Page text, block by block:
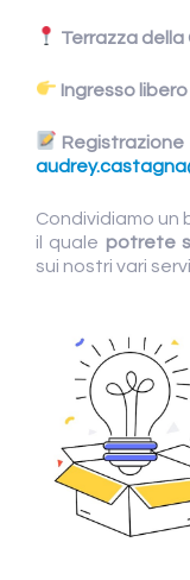
Terrazza
Ingresso libero
Condividiamo un
il quale potrete
sui nostri vari